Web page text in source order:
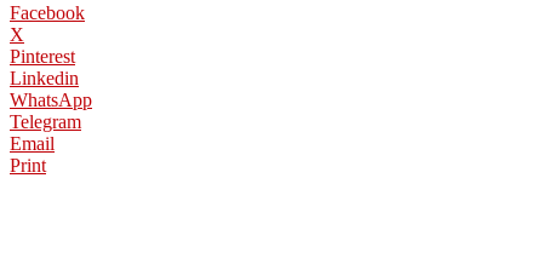
Facebook
X
Pinterest
Linkedin
WhatsApp
Telegram
Email
Print